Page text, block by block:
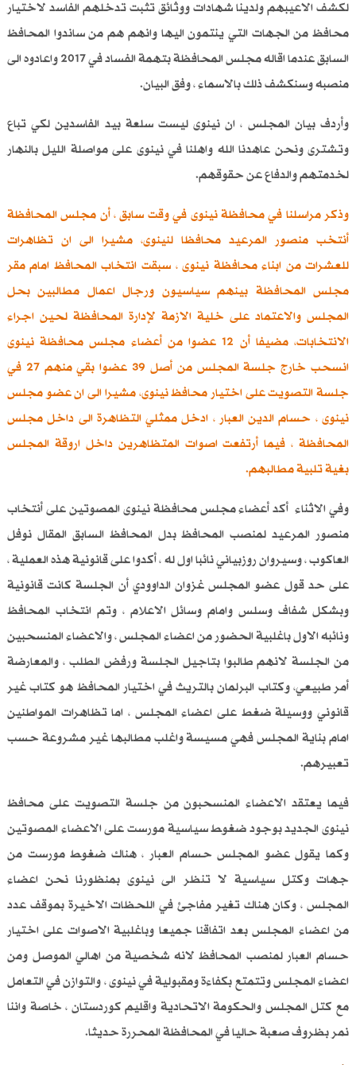
لكشف الاعيبهم ولدينا شهادات ووثائق تثبت تدخلهم الفاسد لاختيار
محافظ من الجهات التي ينتمون اليها وانهم هم من ساندوا المحافظ
السابق عندما اقاله مجلس المحافظة بتهمة الفساد في 2017 واعادوه الى
منصبه وسنكشف ذلك بالاسماء ، وفق البيان.
وأردف بيان المجلس ، ان نينوى ليست سلعة بيد الفاسدين لكي تباع
وتشترى ونحن عاهدنا الله واهلنا في نينوى على مواصلة الليل بالنهار
لخدمتهم والدفاع عن حقوقهم.
وذكر مراسلنا في محافظة نينوى في وقت سابق ، أن مجلس المحافظة
أنتخب منصور المرعيد محافظا لنينوى، مشيرا الى ان تظاهرات
للعشرات من ابناء محافظة نينوى ، سبقت انتخاب المحافظ امام مقر
مجلس المحافظة بينهم سياسيون ورجال اعمال مطالبين بحل
المجلس والاعتماد على خلية الازمة لإدارة المحافظة لحين اجراء
الانتخابات، مضيفا أن 12 عضوا من أعضاء مجلس محافظة نينوى
انسحب خارج جلسة المجلس من أصل 39 عضوا بقي منهم 27 في
جلسة التصويت على اختيار محافظ نينوى، مشيرا الى ان عضو مجلس
نينوى ، حسام الدين العبار ، ادخل ممثلي التظاهرة الى داخل مجلس
المحافظة ، فيما أرتفعت اصوات المتظاهرين داخل اروقة المجلس
بغية تلبية مطالبهم.
وفي الاثناء أكد أعضاء مجلس محافظة نينوى المصوتين على أنتخاب
منصور المرعيد لمنصب المحافظ بدل المحافظ السابق المقال نوفل
العاكوب ، وسيروان روزبياني نائبا اول له ، أكدوا على قانونية هذه العملية ،
على حد قول عضو المجلس غزوان الداوودي أن الجلسة كانت قانونية
وبشكل شفاف وسلس وامام وسائل الاعلام ، وتم انتخاب المحافظ
ونائبه الاول باغلبية الحضور من اعضاء المجلس ، والاعضاء المنسحبين
من الجلسة لانهم طالبوا بتاجيل الجلسة ورفض الطلب ، والمعارضة
أمر طبيعي، وكتاب البرلمان بالتريث في اختيار المحافظ هو كتاب غير
قانوني ووسيلة ضغط على اعضاء المجلس ، اما تظاهرات المواطنين
امام بناية المجلس فهي مسيسة واغلب مطالبها غير مشروعة حسب
تعبيرهم.
فيما يعتقد الاعضاء المنسحبون من جلسة التصويت على محافظ
نينوى الجديد بوجود ضغوط سياسية مورست على الاعضاء المصوتين
وكما يقول عضو المجلس حسام العبار ، هناك ضغوط مورست من
جهات وكتل سياسية لا تنظر الى نينوى بمنظورنا نحن اعضاء
المجلس ، وكان هناك تغير مفاجئ في اللحظات الاخيرة بموقف عدد
من اعضاء المجلس بعد اتفاقنا جميعا وباغلبية الاصوات على اختيار
حسام العبار لمنصب المحافظ لانه شخصية من اهالي الموصل ومن
اعضاء المجلس وتتمتع بكفاءة ومقبولية في نينوى ، والتوازن في التعامل
مع كتل المجلس والحكومة الاتحادية واقليم كوردستان ، خاصة واننا
نمر بظروف صعبة حاليا في المحافظة المحررة حديثا.